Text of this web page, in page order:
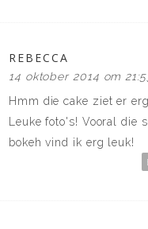
REBECCA
14 oktober 2014 om
Hmm die cake ziet er
Leuke foto's! Vooral die
bokeh vind ik erg leuk!